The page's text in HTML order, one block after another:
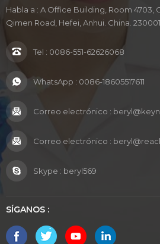
Habla a : A Office Building, Room 4703,
Qimen Road, Hefei, Anhui. China. 230001
Tel : 0086-551-62626068
WhatsApp : 0086-18605517611
Correo electrónico :
Correo electrónico :
Skype : beryl569
SÍGANOS :